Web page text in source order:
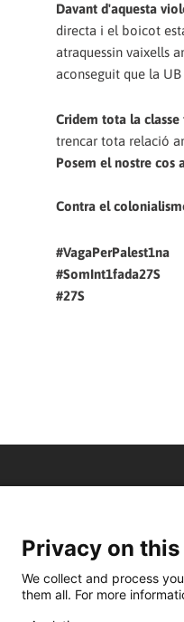
Davant d'aquesta
directa i el boicot
atraquessin vaixells
aconseguit que la
Cridem tota la
trencar tota relació
Posem el nostre cos
Contra el
#VagaPerPalest1na
#SomInt1fada27S
#27S
Privacy on
We collect and process
them all. For more